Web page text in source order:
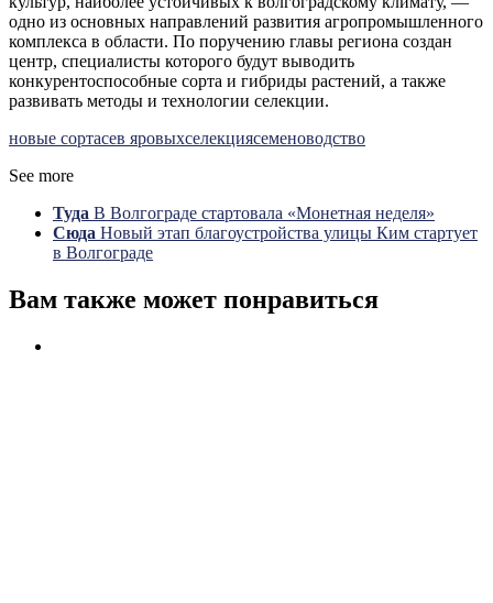
одно из основных направлений развития агропромышленного
комплекса в области. По поручению главы региона создан
центр, специалисты которого будут выводить
конкурентоспособные сорта и гибриды растений, а также
развивать методы и технологии селекции.
новые сортасев яровыхселекциясеменоводство
See more
Туда В Волгограде стартовала «Монетная неделя»
Сюда Новый этап благоустройства улицы Ким стартует
в Волгограде
Вам также может понравиться